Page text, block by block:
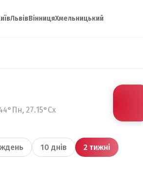
ЛьвівВінницяХмельницький
27.15°Сх
10 днів 2 тижні